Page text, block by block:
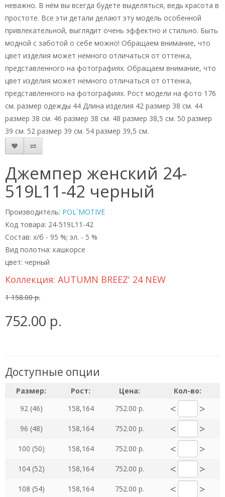
неважно. В нём вы всегда будете выделяться, ведь красота в
простоте. Все эти детали делают эту модель особенной
привлекательной, выглядит очень эффектно и стильно. Быть
модной с заботой о себе можно! Обращаем внимание, что
цвет изделия может немного отличаться от оттенка,
представленного на фотографиях. Обращаем внимание, что
цвет изделия может немного отличаться от оттенка,
представленного на фотографиях. Рост модели на фото 176
см. размер одежды 44 Длина изделия 42 размер 38 см. 44
размер 38 см. 46 размер 38 см. 48 размер 38,5 см. 50 размер
39 см. 52 размер 39 см. 54 размер 39,5 см.
Джемпер женский 24-
519L11-42 черный
Производитель: POL`MOTIVE
Код товара: 24-519L11-42
Состав: х/б - 95 %; эл. - 5 %
Вид полотна: кашкорсе
цвет: черный
Коллекция: AUTUMN BREEZ' 24 NEW
1 158.00 р.
752.00 р.
Доступные опции
Размер: Рост: Цена:
Кол-во:
92 (46)
158,164 752.00 р. < >
96 (48) 158,164 752.00 р. < >
100 (50) 158,164 752.00 р. < >
104 (52) 158,164 752.00 р. < >
108 (54) 158,164 752.00 р. < >